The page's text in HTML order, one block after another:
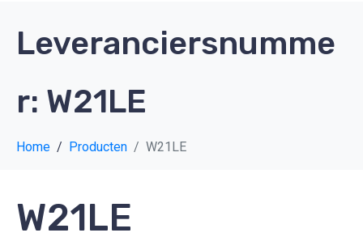
Leveranciersnumme
r: W21LE
Home Producten W21LE
W21LE